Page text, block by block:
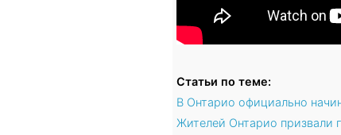
Статьи по теме:
В Онтарио официально
Жителей Онтарио призвали